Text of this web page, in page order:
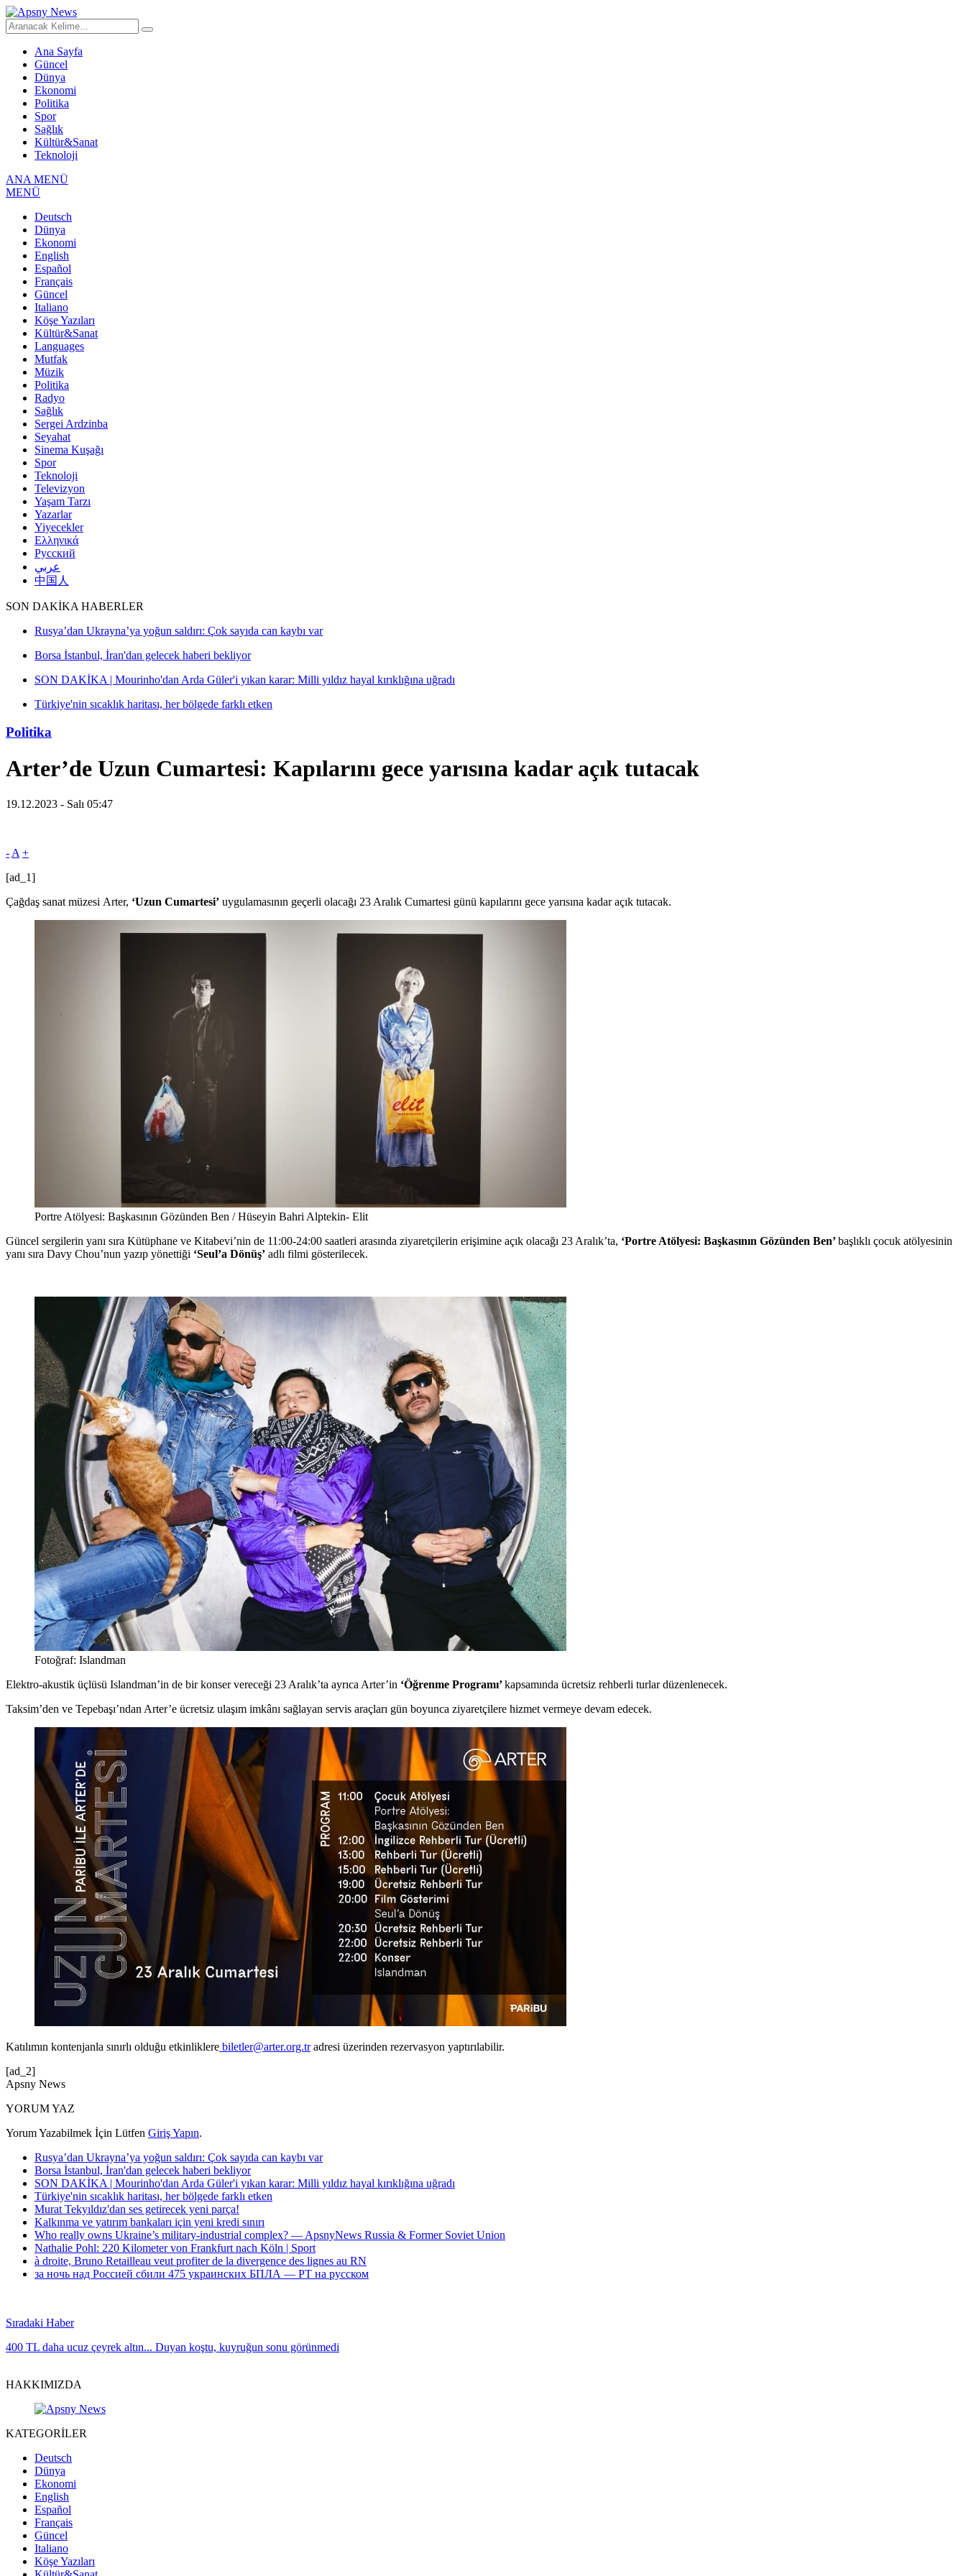
Ana Sayfa
Güncel
Dünya
Ekonomi
Politika
Spor
Sağlık
Kültür&Sanat
Teknoloji
ANA MENÜ
MENÜ
Deutsch
Dünya
Ekonomi
English
Español
Français
Güncel
Italiano
Köşe Yazıları
Kültür&Sanat
Languages
Mutfak
Müzik
Politika
Radyo
Sağlık
Sergei Ardzinba
Seyahat
Sinema Kuşağı
Spor
Teknoloji
Televizyon
Yaşam Tarzı
Yazarlar
Yiyecekler
Ελληνικά
Русский
عربي
中国人
SON DAKİKA HABERLER
Rusya’dan Ukrayna’ya yoğun saldırı: Çok sayıda can kaybı var
Borsa İstanbul, İran'dan gelecek haberi bekliyor
SON DAKİKA | Mourinho'dan Arda Güler'i yıkan karar: Milli yıldız hayal kırıklığına uğradı
Türkiye'nin sıcaklık haritası, her bölgede farklı etken
Politika
Arter’de Uzun Cumartesi: Kapılarını gece yarısına kadar açık tutacak
19.12.2023 - Salı 05:47
- A +
[ad_1]
Çağdaş sanat müzesi Arter, ‘Uzun Cumartesi’ uygulamasının geçerli olacağı 23 Aralık Cumartesi günü kapılarını gece yarısına kadar açık tutacak.
Portre Atölyesi: Başkasının Gözünden Ben / Hüseyin Bahri Alptekin- Elit
Güncel sergilerin yanı sıra Kütüphane ve Kitabevi’nin de 11:00-24:00 saatleri arasında ziyaretçilerin erişimine açık olacağı 23 Aralık’ta, ‘Portre Atölyesi: Başkasının Gözünden Ben’başlıklı çocuk atölyesinin
yanı sıra Davy Chou’nun yazıp yönettiği ‘Seul’a Dönüş’ adlı filmi gösterilecek.
Fotoğraf: Islandman
Elektro-akustik üçlüsü Islandman’in de bir konser vereceği 23 Aralık’ta ayrıca Arter’in ‘Öğrenme Programı’kapsamında ücretsiz rehberli turlar düzenlenecek.
Taksim’den ve Tepebaşı’ndan Arter’e ücretsiz ulaşım imkânı sağlayan servis araçları gün boyunca ziyaretçilere hizmet vermeye devam edecek.
Katılımın kontenjanla sınırlı olduğu etkinliklere biletler@arter.org.tradresi üzerinden rezervasyon yaptırılabilir.
[ad_2]
Apsny News
YORUM YAZ
Yorum Yazabilmek İçin Lütfen Giriş Yapın.
Rusya’dan Ukrayna’ya yoğun saldırı: Çok sayıda can kaybı var
Borsa İstanbul, İran'dan gelecek haberi bekliyor
SON DAKİKA | Mourinho'dan Arda Güler'i yıkan karar: Milli yıldız hayal kırıklığına uğradı
Türkiye'nin sıcaklık haritası, her bölgede farklı etken
Murat Tekyıldız'dan ses getirecek yeni parça!
Kalkınma ve yatırım bankaları için yeni kredi sınırı
Who really owns Ukraine’s military-industrial complex? — ApsnyNews Russia & Former Soviet Union
Nathalie Pohl: 220 Kilometer von Frankfurt nach Köln | Sport
à droite, Bruno Retailleau veut profiter de la divergence des lignes au RN
за ночь над Россией сбили 475 украинских БПЛА — РТ на русском
Sıradaki Haber
400 TL daha ucuz çeyrek altın... Duyan koştu, kuyruğun sonu görünmedi
HAKKIMIZDA
KATEGORİLER
Deutsch
Dünya
Ekonomi
English
Español
Français
Güncel
Italiano
Köşe Yazıları